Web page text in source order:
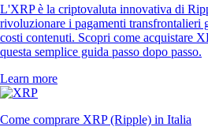
L'XRP è la criptovaluta innovativa di
rivoluzionare i pagamenti transfrontalieri
costi contenuti. Scopri come acquistare
questa semplice guida passo dopo passo.
Learn more
Come comprare XRP (Ripple) in Italia